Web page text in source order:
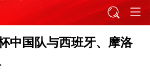
中国队与西班牙、摩洛